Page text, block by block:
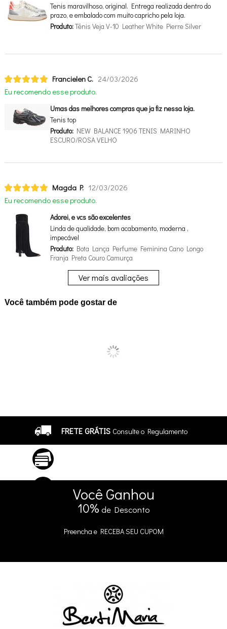
Tenis maravilhoso, original. Entrega realizada dentro do
prazo, e embalado com muito capricho pela loja.
Produto:Tênis Veja V-10 Leather White Pierre Silver
Francielen C. 24/03/2026
Eu recomendo esse produto.
Umas das melhores compras que ja fiz nessa loja.
Tenis top
Produto:NEW BALANCE 1906 TENIS MARINHO
ESCURO/ROSA VELHO
Magda P. 12/03/2026
Eu recomendo esse produto.
Adorei, e vcs são excelentes
Linda de qualidade, bom acabamento, moderna ,
impecável
Produto:Bota Lança Perfume Feminina Cano Longo
Franja Preta Couro Camurça
Ver mais avaliações
Você também pode gostar de
FRETE GRÁTIS Consulte o Regulamento
5% DE DESCONTO no Pix e Boleto
Você Ganhou
10% de Desconto
Preencha e RECEBA SEU CUPOM